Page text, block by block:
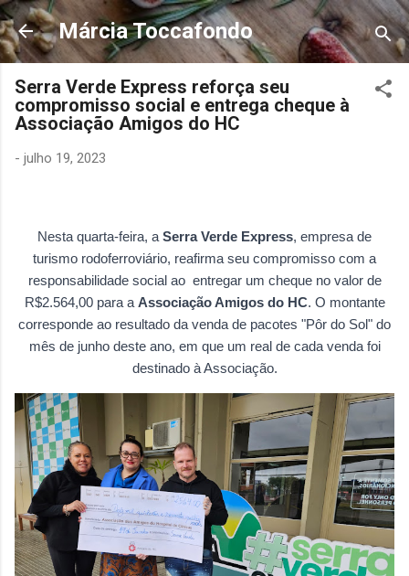
Pular para o conteúdo principal
Márcia Toccafondo
Serra Verde Express reforça seu
compromisso social e entrega cheque à
Associação Amigos do HC
- julho 19, 2023
Nesta quarta-feira, a Serra Verde Express, empresa de
turismo rodoferroviário, reafirma seu compromisso com a
responsabilidade social ao entregar um cheque no valor de
R$2.564,00 para a Associação Amigos do HC. O montante
corresponde ao resultado da venda de pacotes "Pôr do Sol" do
mês de junho deste ano, em que um real de cada venda foi
destinado à Associação.